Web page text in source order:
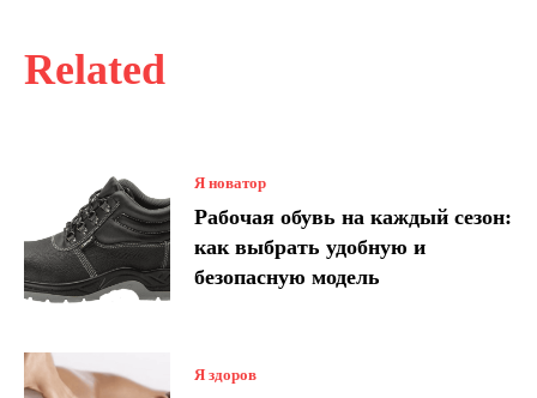
Related
Я новатор
Рабочая обувь на каждый сезон:
как выбрать удобную и
безопасную модель
Я здоров